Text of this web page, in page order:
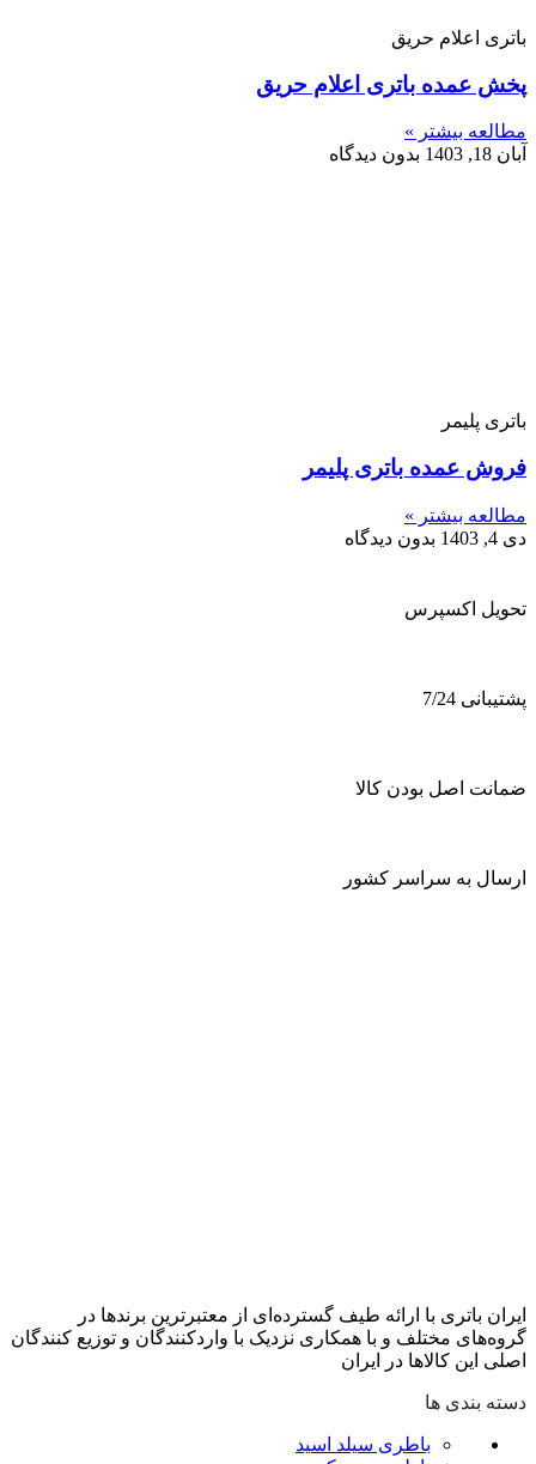
باتری اعلام حریق
پخش عمده باتری اعلام حریق
مطالعه بیشتر »
آبان 18, 1403
بدون دیدگاه
باتری پلیمر
فروش عمده باتری پلیمر
مطالعه بیشتر »
دی 4, 1403
بدون دیدگاه
تحویل اکسپرس
پشتیبانی 7/24
ضمانت اصل بودن کالا
ارسال به سراسر کشور
ایران باتری با ارائه طیف گسترده‏‌ای از معتبرترین برندها در
گروه‌‏های مختلف و با همکاری نزدیک با وارد‏کنندگان و توزیع‏ کنندگان
اصلی این کالاها در ایران
دسته بندی ها
باطری سیلد اسید